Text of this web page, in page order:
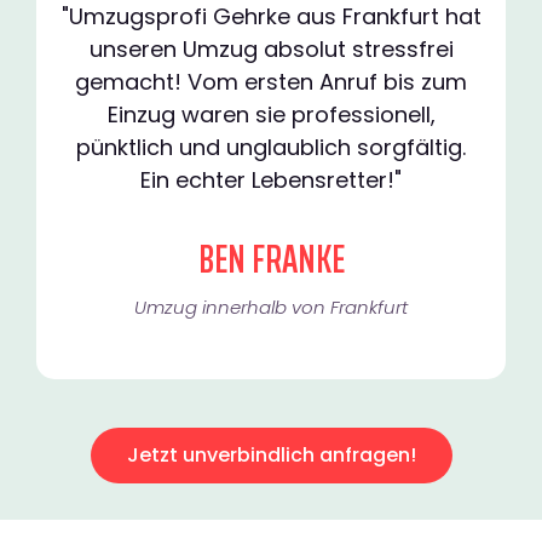
"Umzugsprofi Gehrke aus Frankfurt hat
unseren Umzug absolut stressfrei
gemacht! Vom ersten Anruf bis zum
Einzug waren sie professionell,
pünktlich und unglaublich sorgfältig.
Ein echter Lebensretter!"
BEN FRANKE
Umzug innerhalb von Frankfurt​
Jetzt unverbindlich anfragen!